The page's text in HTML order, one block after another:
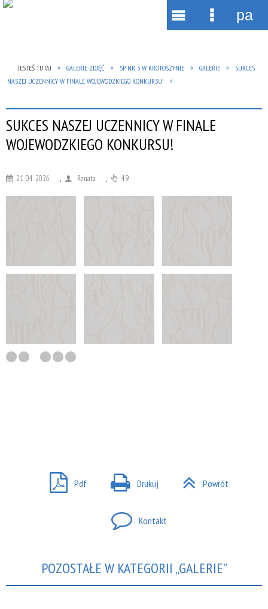
JESTEŚ TUTAJ GALERIE ZDJĘĆ SP NR 3 W KROTOSZYNIE GALERIE
SUKCES
NASZEJ UCZENNICY W FINALE WOJEWODZKIEGO KONKURSU!
SUKCES NASZEJ UCZENNICY W FINALE
WOJEWODZKIEGO KONKURSU!
21-04-2026 Renata 49
Pdf Drukuj Powrót
Kontakt
POZOSTAŁE W KATEGORII „GALERIE”
Wyszukiwarka
Narzędzia
MenuMenu